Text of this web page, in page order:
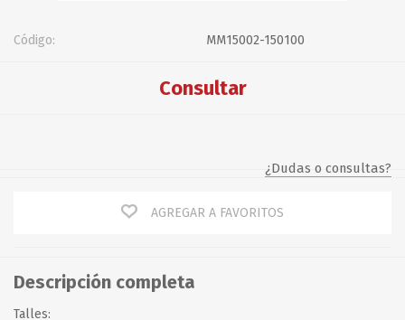
Código: MM15002-150100
Consultar
¿Dudas o consultas?
AGREGAR A FAVORITOS
Descripción completa
Talles: